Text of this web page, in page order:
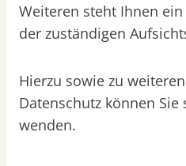
Weiteren steht Ihnen
der zuständigen
Hierzu sowie zu
Datenschutz können
wenden.